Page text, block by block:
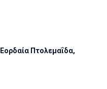
Εορδαία Πτολεμαΐδα